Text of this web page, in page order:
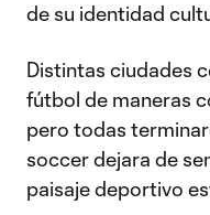
de su identidad
Distintas ciudades
fútbol de maneras
pero todas
soccer dejara de
paisaje deportivo